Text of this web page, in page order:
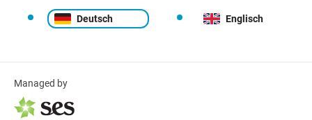
Deutsch Englisch
Managed by